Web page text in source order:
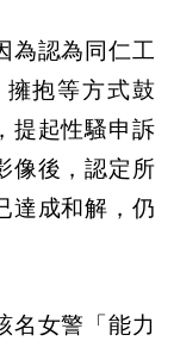
為認為同仁工
抱等方式鼓
提起性騷申訴
像後，認定所
達成和解，仍
名女警「能力